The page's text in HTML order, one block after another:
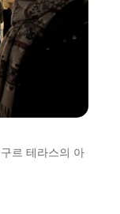
르 테라스의 아